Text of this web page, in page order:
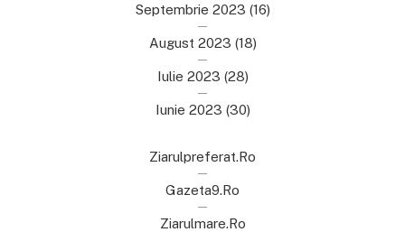
Septembrie 2023 (16)
August 2023 (18)
Iulie 2023 (28)
Iunie 2023 (30)
Ziarulpreferat.ro
Gazeta9.ro
Ziarulmare.ro